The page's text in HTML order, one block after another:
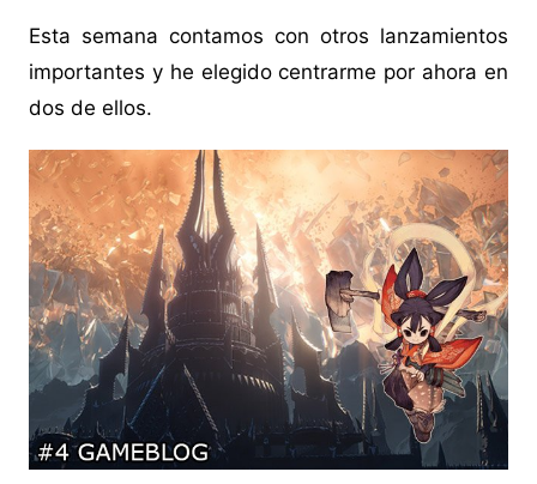
Esta semana contamos con otros lanzamientos
importantes y he elegido centrarme por ahora en
dos de ellos.